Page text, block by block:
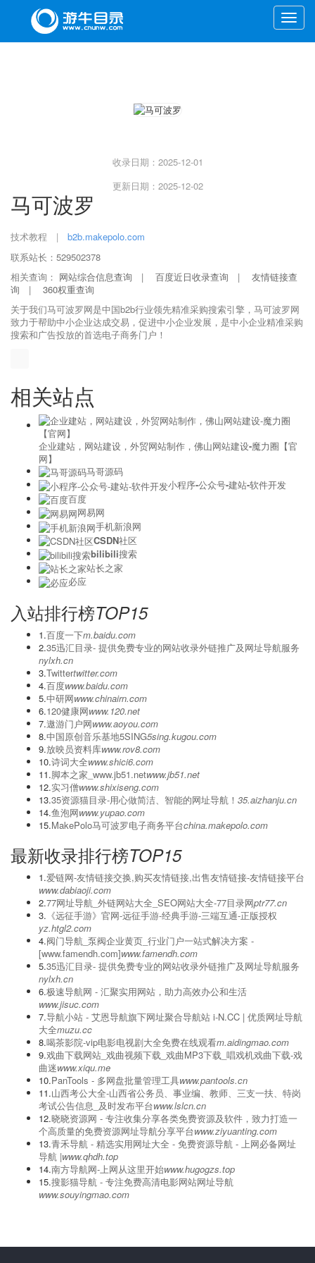
Toggle
更新日期：2025-12-02
马可波罗
技术教程 |
b2b.makepolo.com
联系站长：529502378
关于我们马可波罗网是中国b2b行业领先精准采购搜索引擎，马可波罗网
致力于帮助中小企业达成交易，促进中小企业发展，是中小企业精准采购
搜索和广告投放的首选电子商务门户！
相关站点
企业建站，网站建设，外贸网站制作，佛山网站建设-魔力圈【官
网】
马哥源码
百度
手机新浪网
bilibili搜索
站长之家
必应
入站排行榜TOP15
1. 百度一下m.baidu.com
2. ‌35迅汇目录- 提供免费专业的网站收录外链推广及网址导航服务
nylxh.cn
3.Twittertwitter.com
4.百度www.baidu.com
5.中研网www.chinairn.com
6.120健康网www.120.net
7.遨游门户网www.aoyou.com
8.中国原创音乐基地5SING5sing.kugou.com
10.诗词大全www.shici6.com
11.脚本之家_www.jb51.netwww.jb51.net
12.实习僧www.shixiseng.com
13.35资源猫目录-用心做简洁、智能的网址导航！35.aizhanju.cn
14.鱼泡网www.yupao.com
15. MakePolo马可波罗电子商务平台china.makepolo.com
最新收录排行榜TOP15
1. 爱链网-友情链接交换,购买友情链接,出售友情链接-友情链接平台
www.dabiaoji.com
2. 77网址导航_外链网站大全_SEO网站大全-77目录网
3.《远征手游》官网-远征手游-经典手游-三端互通-正版授权
yz.htgl2.com
4.阀门导航_泵阀企业黄页_行业门户一站式解决方案 -
[www.famendh.com]www.famendh.com
5. ‌35迅汇目录- 提供免费专业的网站收录外链推广及网址导航服务
nylxh.cn
6.极速导航网 - 汇聚实用网站，助力高效办公和生活
www.jisuc.com
7.导航小站 - 艾恩导航旗下网址聚合导航站 i-N.CC | 优质网址导航
大全muzu.cc
8.喝茶影院-vip电影电视剧大全免费在线观看m.aidingmao.com
9.戏曲下载网站_戏曲视频下载_戏曲MP3下载_唱戏机戏曲下载-戏
曲迷 www.xiqu.me
10. PanTools - 多网盘批量管理工具www.pantools.cn
11. 山西考公大全-山西省公务员、事业编、教师、三支一扶、特岗
考试公告信息_及时发布平台